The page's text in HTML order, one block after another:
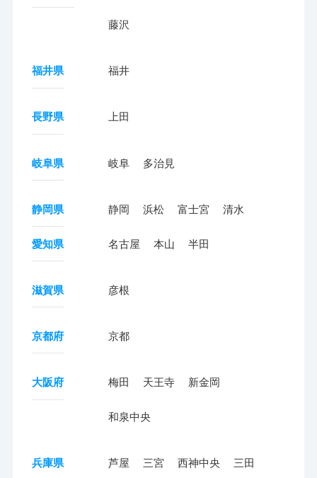
藤沢
福井県 福井
長野県 上田
岐阜県 岐阜 多治見
静岡県 静岡 浜松 富士宮 清水
愛知県 名古屋 本山 半田
滋賀県 彦根
京都府 京都
大阪府 梅田 天王寺 新金岡
和泉中央
兵庫県 芦屋 三宮 西神中央 三田